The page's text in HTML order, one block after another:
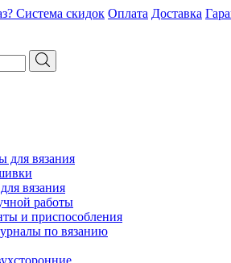
Система скидок Оплата Доставка
для вязания
вязания
работы
и приспособления
по вязанию